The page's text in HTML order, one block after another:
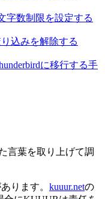
字数制限を設定する
込みを解除する
に移行する手
言葉を取り上げて調
ります。 kuuur.netの